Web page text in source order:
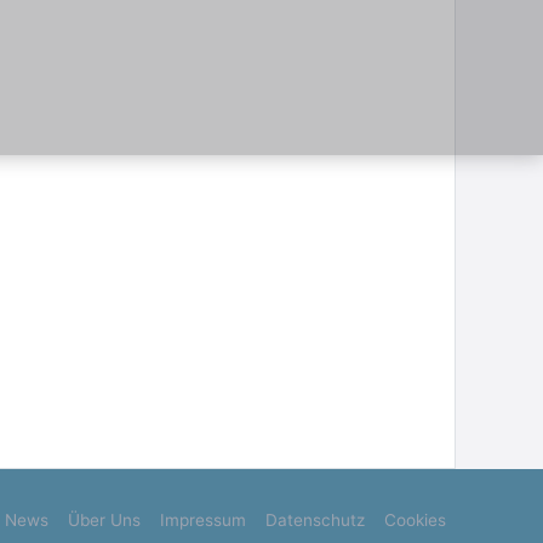
News Über Uns Impressum Datenschutz Cookies